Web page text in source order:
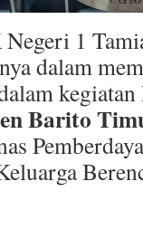
1
dalam
kegiatan
Barito